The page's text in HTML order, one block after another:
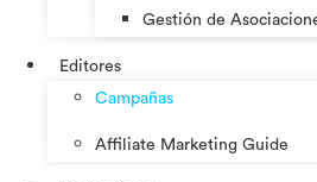
Gestión de
Editores
Campañas
Affiliate Marketing Guide